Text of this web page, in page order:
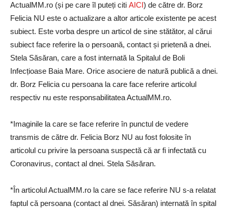
ActualMM.ro (și pe care îl puteți citi AICI) de către dr. Borz
Felicia NU este o actualizare a altor articole existente pe acest
subiect. Este vorba despre un articol de sine stătător, al cărui
subiect face referire la o persoană, contact și prietenă a dnei.
Stela Săsăran, care a fost internată la Spitalul de Boli
Infecțioase Baia Mare. Orice asociere de natură publică a dnei.
dr. Borz Felicia cu persoana la care face referire articolul
respectiv nu este responsabilitatea ActualMM.ro.
*Imaginile la care se face referire în punctul de vedere
transmis de către dr. Felicia Borz NU au fost folosite în
articolul cu privire la persoana suspectă că ar fi infectată cu
Coronavirus, contact al dnei. Stela Săsăran.
*În articolul ActualMM.ro la care se face referire NU s-a relatat
faptul că persoana (contact al dnei. Săsăran) internată în spital